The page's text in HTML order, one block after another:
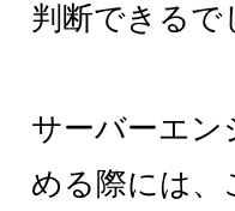
判断できるで
サーバーエン
める際には、